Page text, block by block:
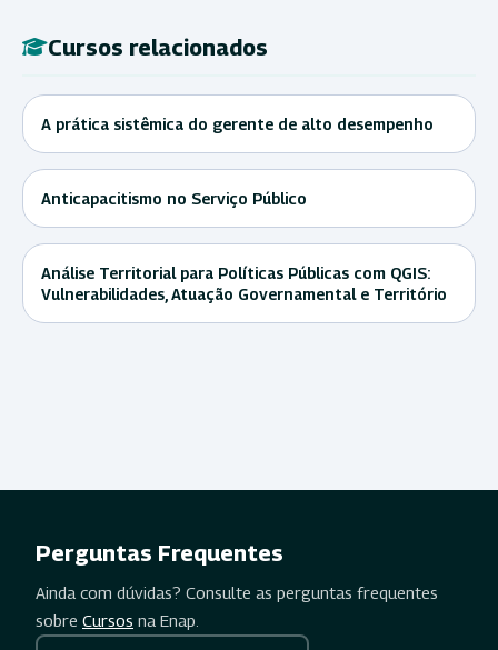
Cursos relacionados
A prática sistêmica do gerente de alto desempenho
Anticapacitismo no Serviço Público
Análise Territorial para Políticas Públicas com QGIS:
Vulnerabilidades, Atuação Governamental e Território
Perguntas Frequentes
Ainda com dúvidas? Consulte as perguntas frequentes
sobre Cursos na Enap.